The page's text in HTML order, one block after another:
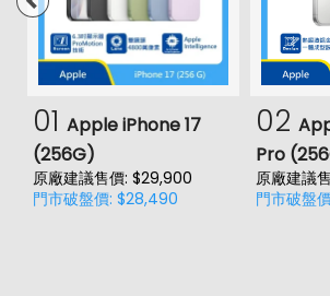
01 Apple iPhone 17
(256G)
原廠建議售價: $29,900
門市破盤價: $28,490
02
Pro
原廠建議
門市破盤